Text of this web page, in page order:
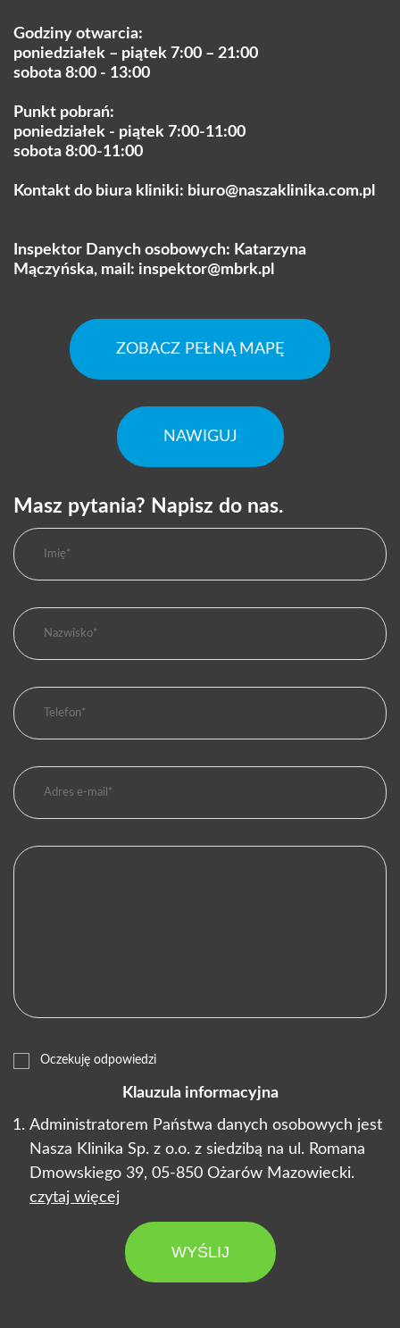
Godziny otwarcia:
poniedziałek – piątek 7:00 – 21:00
sobota 8:00 - 13:00
Punkt pobrań:
poniedziałek - piątek 7:00-11:00
sobota 8:00-11:00
Kontakt do biura kliniki: biuro@naszaklinika.com.pl
Inspektor Danych osobowych: Katarzyna
Mączyńska, mail: inspektor@mbrk.pl
ZOBACZ PEŁNĄ MAPĘ
NAWIGUJ
Masz pytania? Napisz do nas.
Oczekuję odpowiedzi
Klauzula informacyjna
Administratorem Państwa danych osobowych jest
Nasza Klinika Sp. z o.o. z siedzibą na ul. Romana
Dmowskiego 39, 05-850 Ożarów Mazowiecki.
czytaj więcej
WYŚLIJ